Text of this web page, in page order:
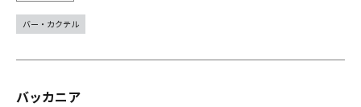
バー・カクテル
バッカニア